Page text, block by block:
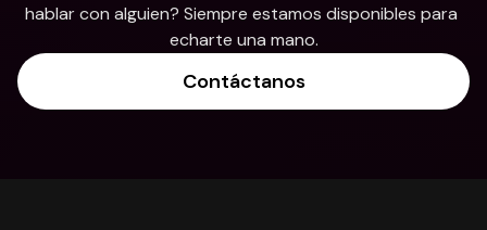
hablar con alguien? Siempre estamos disponibles para
echarte una mano.
Contáctanos